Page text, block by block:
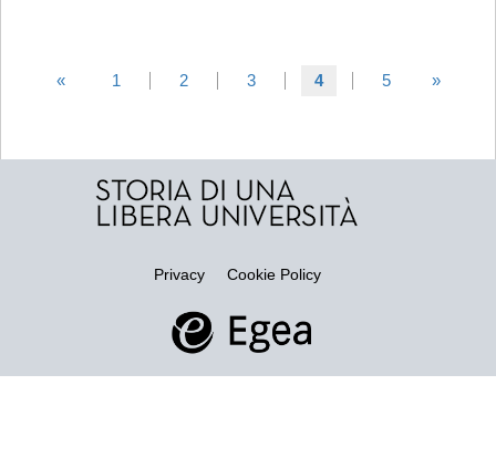
« 1 2 3 4 5 »
Privacy Cookie Policy